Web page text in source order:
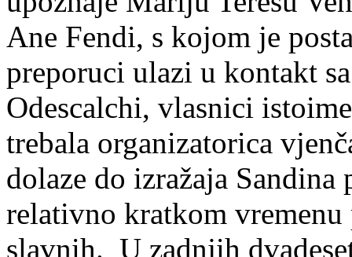
Ane Fendi, s kojom je
preporuci ulazi u kontakt
Odescalchi, vlasnici
trebala organizatorica
dolaze do izražaja
relativno kratkom
slavnih. U zadnjih